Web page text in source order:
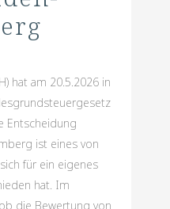
hat am 20.5.2026 in
Entscheidung
ist eines von
für ein eigenes
hat. Im
die Bewertung von